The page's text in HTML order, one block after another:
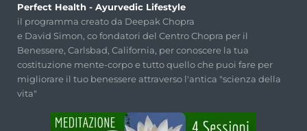
Perfect Health - Ayurvedic Lifestyle
il programma creato da Deepak Chopra
e David Simon, co fondatori del Centro Chopra per il
Benessere, Carlsbad, California, per conoscere la tua
costituzione mente-corpo e tutto quello che puoi fare per
migliorare il tuo benessere attraverso l'antica "scienza della
vita"